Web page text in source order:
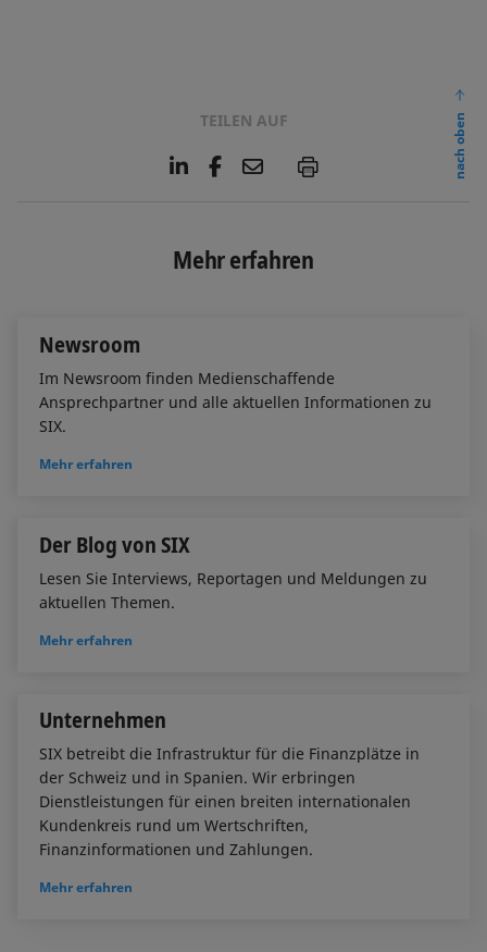
TEILEN AUF
L
e
d
F
o
E
l
P
nach oben
Mehr erfahren
Newsroom
Im Newsroom finden Medienschaffende
Ansprechpartner und alle aktuellen Informationen zu
SIX.
Mehr erfahren
Der Blog von SIX
Lesen Sie Interviews, Reportagen und Meldungen zu
aktuellen Themen.
Mehr erfahren
Unternehmen
SIX betreibt die Infrastruktur für die Finanzplätze in
der Schweiz und in Spanien. Wir erbringen
Dienstleistungen für einen breiten internationalen
Kundenkreis rund um Wertschriften,
Finanzinformationen und Zahlungen.
Mehr erfahren